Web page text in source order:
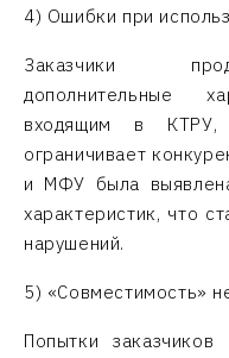
4) Ошибки при
Заказчики
дополнительные
входящим в
ограничивает
и МФУ была
характеристик, что
нарушений.
5) «Совместимость»
Попытки заказчиков